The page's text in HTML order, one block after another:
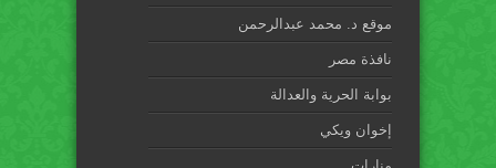
موقع د. محمد عبدالرحمن
نافذة مصر
بوابة الحرية والعدالة
إخوان ويكي